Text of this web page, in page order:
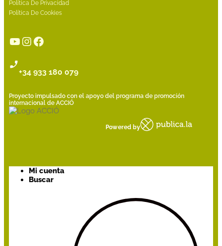
Política De Privacidad
Política De Cookies
YouTube
Instagram
Facebook
+34 933 180 079
Proyecto impulsado con el apoyo del programa de promoción
internacional de ACCIÓ
Powered by
Mi cuenta
Buscar